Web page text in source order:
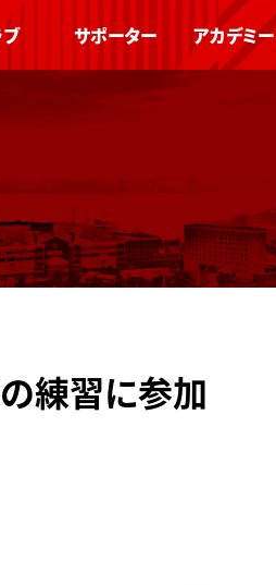
サポーター アカデミー
練習に参加